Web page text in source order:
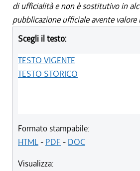
di ufficialità e non è sostitutivo in
pubblicazione ufficiale avente valore
Scegli il testo:
TESTO VIGENTE
TESTO STORICO
Formato stampabile:
HTML- PDF - DOC
Visualizza: